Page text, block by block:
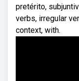
pretérito,
verbs, irregular
context, with.